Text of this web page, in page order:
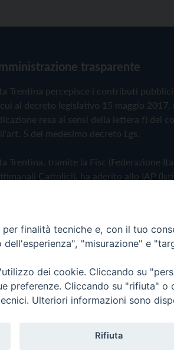
trasparente
Trentina percepisce i contributi
al decreto legislativo 15 maggio 2017,
resa ai sensi della lettera f) del
5 del medesimo decreto Lgs.
Trentina, tramite la Fisc (Federazione
Cattolici), ha aderito allo IAP
Policy Cookie Policy
Editrice
finalità tecniche e, con il tuo
"misurazione" e
dei cookie. Cliccando su
preferenze. Cliccando su "rifiuta" o
Ulteriori informazioni sono
Rifiuta